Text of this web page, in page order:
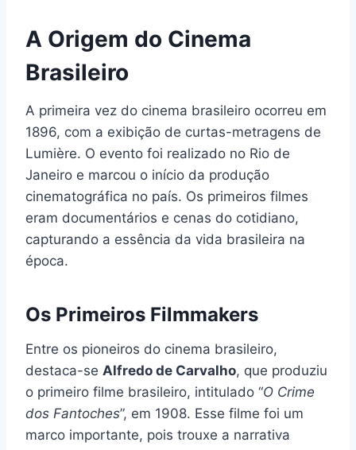
A Origem do Cinema
Brasileiro
A primeira vez do cinema brasileiro ocorreu em
1896, com a exibição de curtas-metragens de
Lumière. O evento foi realizado no Rio de
Janeiro e marcou o início da produção
cinematográfica no país. Os primeiros filmes
eram documentários e cenas do cotidiano,
capturando a essência da vida brasileira na
época.
Os Primeiros Filmmakers
Entre os pioneiros do cinema brasileiro,
destaca-se Alfredo de Carvalho, que produziu
o primeiro filme brasileiro, intitulado “O Crime
dos Fantoches”, em 1908. Esse filme foi um
marco importante, pois trouxe a narrativa